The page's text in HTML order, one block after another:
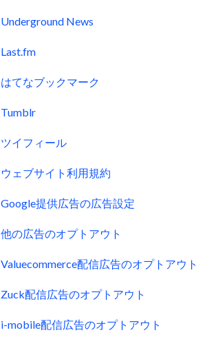
Underground News
Last.fm
はてなブックマーク
Tumblr
ツイフィール
ウェブサイト利用規約
Google提供広告の広告設定
他の広告のオプトアウト
Valuecommerce配信広告のオプトアウト
Zuck配信広告のオプトアウト
i-mobile配信広告のオプトアウト